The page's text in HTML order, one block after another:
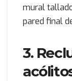
mural
pared final
3.